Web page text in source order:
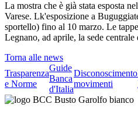
La mostra che è già stata esposta
Varese. Lk'esposizione a
sportello) fino al 10 marzo. Le
Legnano, ad aprile, la sede
Torna alle news
Trasparenza
e Norme
Guide
Banca
d'Italia
Disconoscimento
movimenti